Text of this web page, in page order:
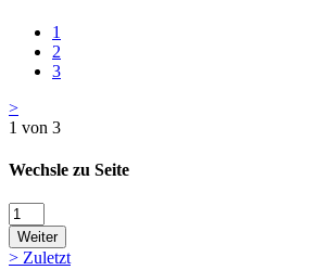
1
2
3
>
1 von 3
Wechsle zu Seite
Weiter
> Zuletzt